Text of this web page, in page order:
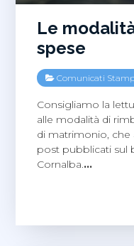
Le
spese
Comunicati
Consigliamo la
alle modalità di
di matrimonio,
post pubblicati sul
Cornalba.…